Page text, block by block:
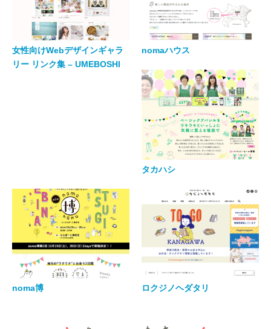
女性向けWebデザインギャラ
リー リンク集 – UMEBOSHI
nomaハウス
タカハシ
noma博 ロクジノヘダタリ